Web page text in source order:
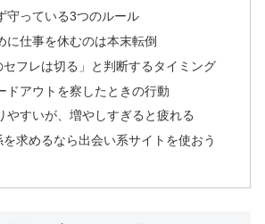
守っている3つのルール
に仕事を休むのは本末転倒
フレは切る」と判断するタイミング
ドアウトを察したときの行動
やすいが、増やしすぎると疲れる
求めるなら出会い系サイトを使おう